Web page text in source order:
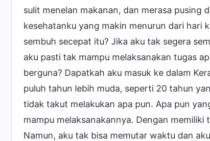
sulit menelan makanan, dan merasa pusing
kesehatanku yang makin menurun dari hari
sembuh secepat itu? Jika aku tak segera
aku pasti tak mampu melaksanakan tugas
berguna? Dapatkah aku masuk ke dalam
puluh tahun lebih muda, seperti 20 tahun
tidak takut melakukan apa pun. Apa pun
mampu melaksanakannya. Dengan
Namun, aku tak bisa memutar waktu dan